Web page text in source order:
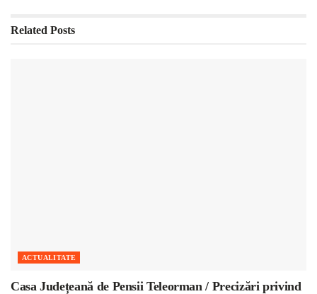
Related Posts
ACTUALITATE
Casa Județeană de Pensii Teleorman / Precizări privind